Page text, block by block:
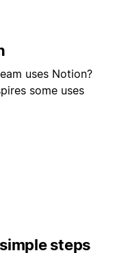
uses Notion?
some uses
steps